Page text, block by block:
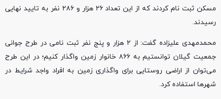
مسکن ثبت نام کردند که از این تعداد ۲۶ هزار و ۲۸۶ نفر به تایید نهایی
رسیدند.
محمدمهدی علیزاده گفت: از ۲ هزار و پنج نفر ثبت نامی در طرح جوانی
جمعیت گیلان توانستیم به ۸۶۶ خانوار زمین واگذار کنیم؛ در این طرح
می‌توان از اراضی روستایی برای واگذاری زمین به افراد واجد شرایط در
شهرها استفاده کرد.